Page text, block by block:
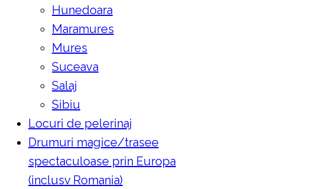
Hunedoara
Maramures
Mures
Suceava
Salaj
Sibiu
Locuri de pelerinaj
Drumuri magice/trasee
spectaculoase prin Europa
(inclusv Romania)